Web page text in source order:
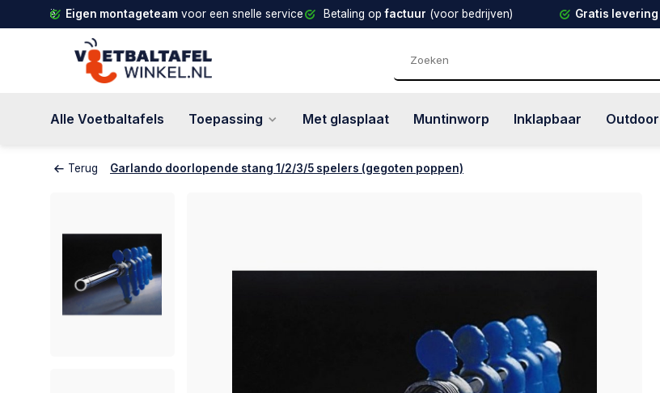
en België Eigen montageteam voor een snelle service Betaling opfactuur (voor bedrijven) Gratis levering
Alle Voetbaltafels Toepassing Met glasplaat Muntinworp Inklapbaar Outdoor
Terug Garlando doorlopende stang 1/2/3/5 spelers (gegoten poppen)